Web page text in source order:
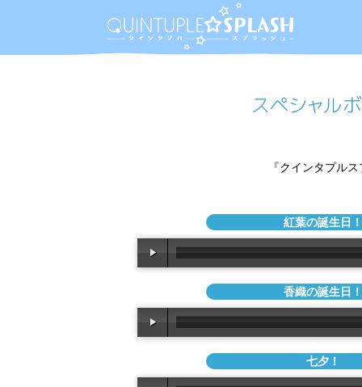
『クインタプル
紅葉の誕生日！
香織の誕生日！
七夕！